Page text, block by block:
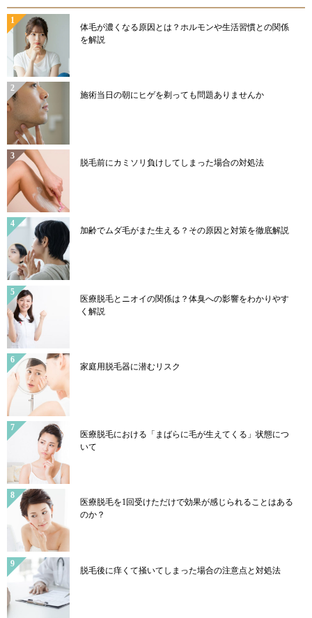
体毛が濃くなる原因とは？ホルモンや生活習慣との関係
を解説
施術当日の朝にヒゲを剃っても問題ありませんか
脱毛前にカミソリ負けしてしまった場合の対処法
加齢でムダ毛がまた生える？その原因と対策を徹底解説
医療脱毛とニオイの関係は？体臭への影響をわかりやす
く解説
家庭用脱毛器に潜むリスク
医療脱毛における「まばらに毛が生えてくる」状態につ
いて
医療脱毛を1回受けただけで効果が感じられることはある
のか？
脱毛後に痒くて掻いてしまった場合の注意点と対処法